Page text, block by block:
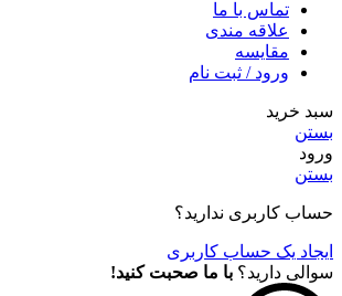
تماس با ما
علاقه مندی
مقايسه
ورود / ثبت نام
سبد خرید
بستن
ورود
بستن
حساب کاربری ندارید؟
ایجاد یک حساب کاربری
سوالی دارید؟ با ما صحبت کنید!